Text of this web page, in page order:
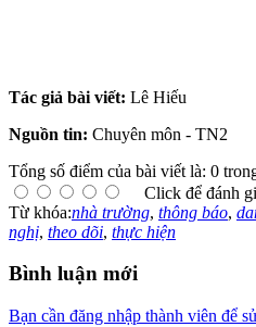
Tác giả bài viết: Lê Hiếu
Nguồn tin: Chuyên môn - TN2
Tổng số điểm của bài viết là: 0
Click để đánh
Từ khóa:nhà trường, thông báo,
nghị, theo dõi, thực hiện
Bình luận mới
Bạn cần đăng nhập thành viên để